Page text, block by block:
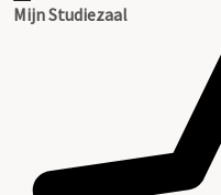
Mijn Studiezaal